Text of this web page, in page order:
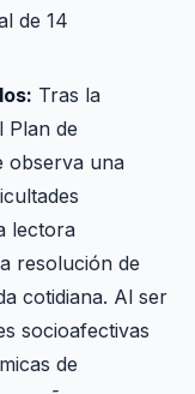
de 14
Tras la
Plan de
observa una
lectora
resolución de
cotidiana. Al ser
socioafectivas
de